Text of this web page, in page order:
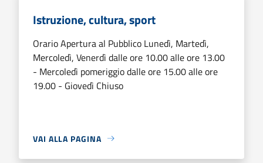
Istruzione, cultura, sport
Orario Apertura al Pubblico Lunedì, Martedì,
Mercoledì, Venerdì dalle ore 10.00 alle ore 13.00
- Mercoledì pomeriggio dalle ore 15.00 alle ore
19.00 - Giovedì Chiuso
VAI ALLA PAGINA